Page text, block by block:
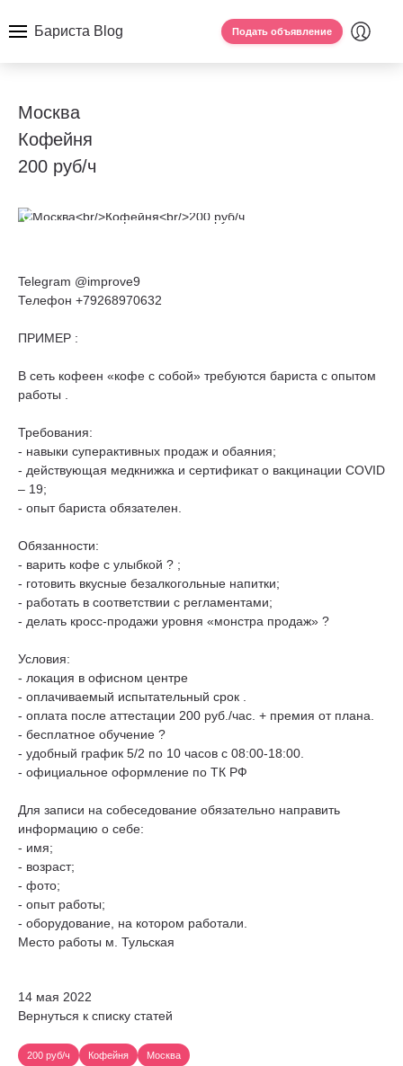
Бариста Blog Подать объявление
Москва
Кофейня
200 руб/ч
Telegram @improve9
Телефон +79268970632
ПРИМЕР :
В сеть кофеен «кофе с собой» требуются бариста с опытом
работы .
Требования:
- навыки суперактивных продаж и обаяния;
- действующая медкнижка и сертификат о вакцинации COVID
– 19;
- опыт бариста обязателен.
Обязанности:
- варить кофе с улыбкой ? ;
- готовить вкусные безалкогольные напитки;
- работать в соответствии с регламентами;
- делать кросс-продажи уровня «монстра продаж» ?
Условия:
- локация в офисном центре
- оплачиваемый испытательный срок .
- оплата после аттестации 200 руб./час. + премия от плана.
- бесплатное обучение ?
- удобный график 5/2 по 10 часов с 08:00-18:00.
- официальное оформление по ТК РФ
Для записи на собеседование обязательно направить
информацию о себе:
- имя;
- возраст;
- фото;
- опыт работы;
- оборудование, на котором работали.
Место работы м. Тульская
14 мая 2022
Вернуться к списку статей
200 руб/ч Кофейня Москва